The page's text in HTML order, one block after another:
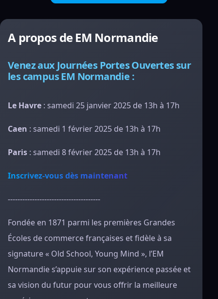
A propos de EM Normandie
Venez aux Journées Portes Ouvertes sur
les campus EM Normandie :
Le Havre : samedi 25 janvier 2025 de 13h à 17h
Caen : samedi 1 février 2025 de 13h à 17h
Paris : samedi 8 février 2025 de 13h à 17h
Inscrivez-vous dès maintenant
--------------------------------------
Fondée en 1871 parmi les premières Grandes
Écoles de commerce françaises et fidèle à sa
signature « Old School, Young Mind », l’EM
Normandie s’appuie sur son expérience passée et
sa vision du futur pour vous offrir la meilleure